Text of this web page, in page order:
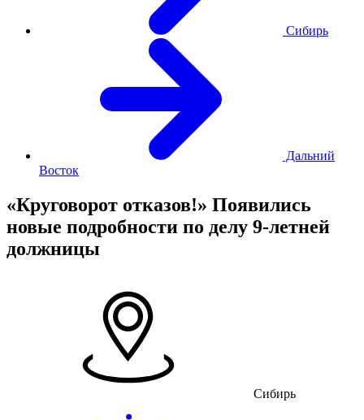
Сибирь
Дальний
Восток
«Круговорот отказов!» Появились
новые подробности по делу 9-летней
должницы
Сибирь